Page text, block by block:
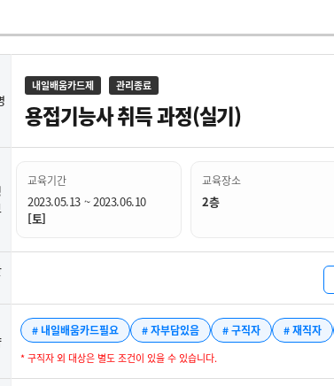
내일배움카드제 관리종료
용접기능사 취득 과정(실기)
교육기간
2023.05.13 ~ 2023.06.10
[토]
교육장소
2층
# 내일배움카드필요 # 자부담있음 # 구직자 # 재직자
* 구직자 외 대상은 별도 조건이 있을 수 있습니다.